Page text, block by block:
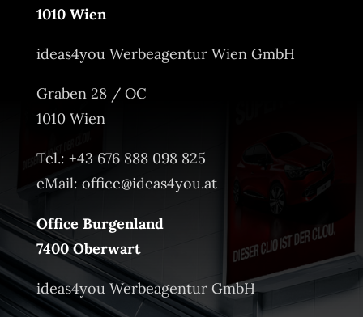
1010 Wien
ideas4you Werbeagentur Wien GmbH
Graben 28 / OC
1010 Wien
Tel.: +43 676 888 098 825
eMail: office@ideas4you.at
Office Burgenland
7400 Oberwart
ideas4you Werbeagentur GmbH